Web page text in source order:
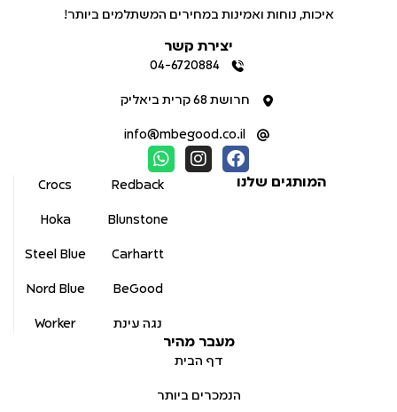
איכות, נוחות ואמינות במחירים המשתלמים ביותר!
מעבר מהיר
דף הבית
הנמכרים ביותר
המותגים שלנו Redback
Blunstone
Carhartt
BeGood
נגה עינת
Crocs
Hoka
Steel Blue
Nord Blue
Worker
יצירת קשר
04-6720884
חרושת 68 קרית ביאליק
info@mbegood.co.il